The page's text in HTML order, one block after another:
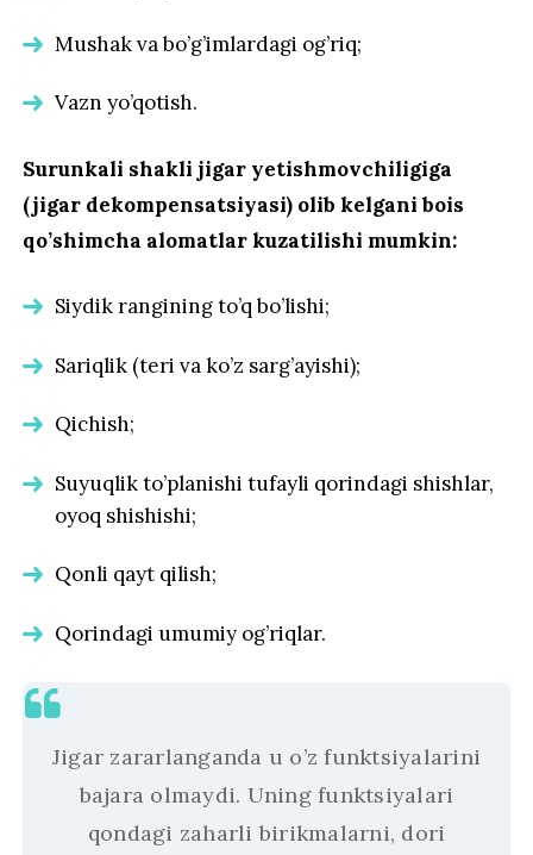
Mushak va bo’g’imlardagi og’riq;
Vazn yo’qotish.
Surunkali shakli jigar yetishmovchiligiga
(jigar dekompensatsiyasi) olib kelgani bois
qo’shimcha alomatlar kuzatilishi mumkin:
Siydik rangining to’q bo’lishi;
Sariqlik (teri va ko’z sarg’ayishi);
Qichish;
Suyuqlik to’planishi tufayli qorindagi shishlar,
oyoq shishishi;
Qonli qayt qilish;
Qorindagi umumiy og’riqlar.
Jigar zararlanganda u o’z funktsiyalarini
bajara olmaydi. Uning funktsiyalari
qondagi zaharli birikmalarni, dori